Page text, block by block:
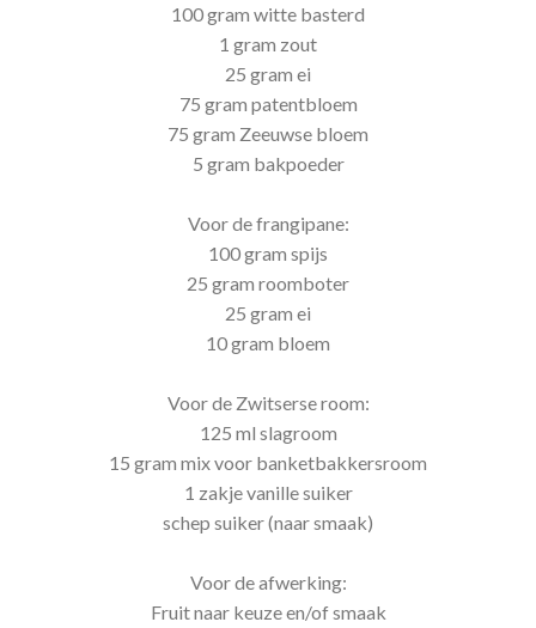
100 gram witte basterd
1 gram zout
25 gram ei
75 gram patentbloem
75 gram Zeeuwse bloem
5 gram bakpoeder
Voor de frangipane:
100 gram spijs
25 gram roomboter
25 gram ei
10 gram bloem
Voor de Zwitserse room:
125 ml slagroom
15 gram mix voor banketbakkersroom
1 zakje vanille suiker
schep suiker (naar smaak)
Voor de afwerking:
Fruit naar keuze en/of smaak